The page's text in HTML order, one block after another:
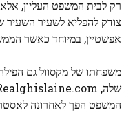
רק לבית המשפט העליון,
צודק להפליא לשעיר השעיר
אפשטיין, במיוחד כאשר
משפחתו של מקסוול גם
המשפט הפך לאחרונה